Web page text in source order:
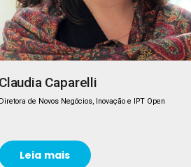
Claudia Caparelli
Diretora de Novos Negócios, Inovação e IPT Open
Leia mais